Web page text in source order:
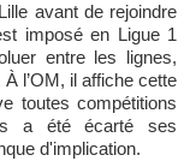
avant de rejoindre
imposé en Ligue 1
entre les lignes,
l’OM, il affiche cette
toutes compétitions
a été écarté ses
d'implication.